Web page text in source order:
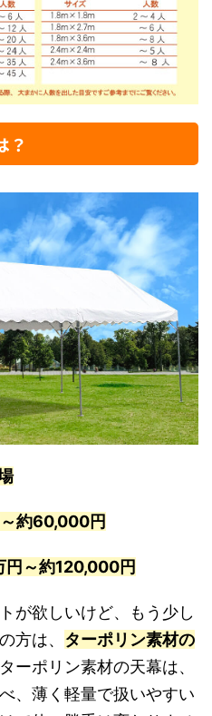
？
約60,000円
～約120,000円
が欲しいけど、もう少し
方は、 ターポリン素材の
ーポリン素材の天幕は、
、薄く軽量で扱いやすい